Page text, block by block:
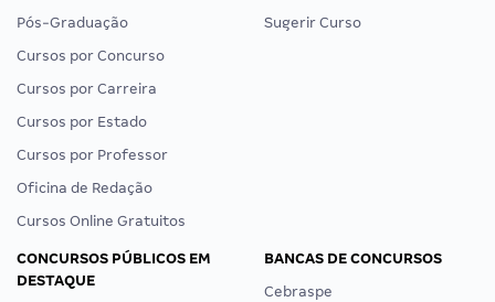
Pós-Graduação
Cursos por Concurso
Cursos por Carreira
Cursos por Estado
Cursos por Professor
Oficina de Redação
Cursos Online Gratuitos
Sugerir Curso
CONCURSOS PÚBLICOS EM
DESTAQUE
BANCAS DE CONCURSOS
Cebraspe